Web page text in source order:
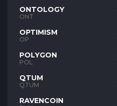
ONTOLOGY
ONT
OPTIMISM
OP
POLYGON
POL
QTUM
QTUM
RAVENCOIN